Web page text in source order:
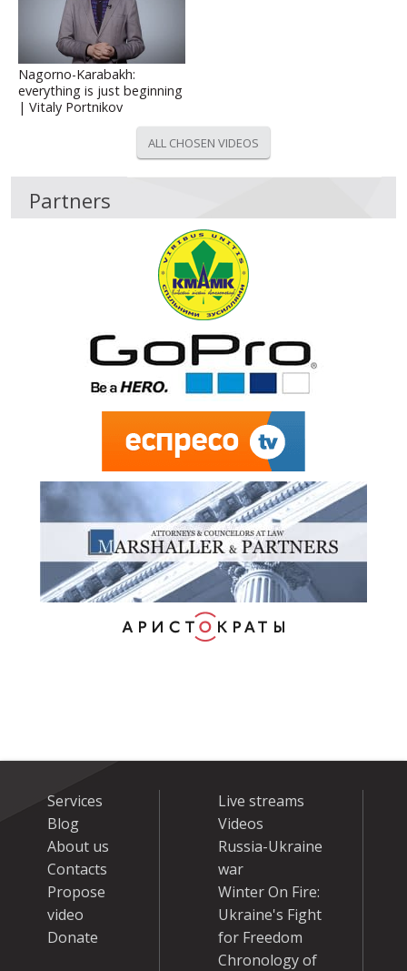
Nagorno-Karabakh:
everything is just beginning
| Vitaly Portnikov
ALL CHOSEN VIDEOS
Partners
Services
Blog
About us
Contacts
Propose
video
Donate
Live streams
Videos
Russia-Ukraine
war
Winter On Fire:
Ukraine's Fight
for Freedom
Chronology of